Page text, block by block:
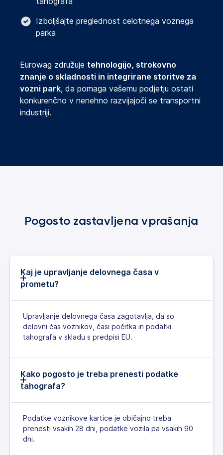
Izboljšajte preglednost celotnega voznega
parka
Eurowag združuje tehnologijo, strokovno
znanje o skladnosti in integrirane storitve za
vozni park, da pomaga vašemu podjetju ostati
konkurenčno v nenehno razvijajoči se transportni
industriji.
Pogosto zastavljena vprašanja
Kaj je upravljanje delovnega časa v
prometu?
Upravljanje delovnega časa zagotavlja, da so
delovni čas voznikov, časi počitka in podatki
tahografa v skladu s predpisi EU.
Kako pogosto je treba prenesti podatke
tahografa?
Podatke voznikove kartice je običajno treba
prenesti vsakih 28 dni, podatke vozila pa vsakih 90
dni.